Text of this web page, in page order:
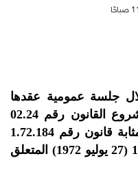
جلسة عمومية عقدها
أمس الثلاثاء، بالأغلبية، على مشروع القانون رقم 02.24
بتغيير وتتميم الظهير الشريف بمثابة قانون رقم 1.72.184
بتاريخ 15 من جمادى الآخرة 1392 (27 يوليو 1972) المتعلق